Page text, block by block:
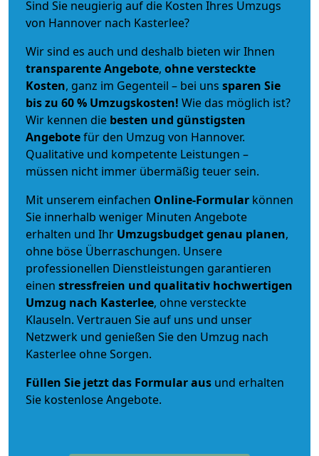
Sind Sie neugierig auf die Kosten Ihres Umzugs
von Hannover nach Kasterlee?
Wir sind es auch und deshalb bieten wir Ihnen
transparente Angebote, ohne versteckte
Kosten, ganz im Gegenteil – bei uns sparen Sie
bis zu 60 % Umzugskosten! Wie das möglich ist?
Wir kennen die besten und günstigsten
Angebotefür den Umzug von Hannover.
Qualitative und kompetente Leistungen –
müssen nicht immer übermäßig teuer sein.
Mit unserem einfachen Online-Formular können
Sie innerhalb weniger Minuten Angebote
erhalten und Ihr Umzugsbudgetgenau planen,
ohne böse Überraschungen. Unsere
professionellen Dienstleistungen garantieren
einen stressfreien und qualitativ hochwertigen
Umzug nach Kasterlee, ohne versteckte
Klauseln. Vertrauen Sie auf uns und unser
Netzwerk und genießen Sie den Umzug nach
Kasterlee ohne Sorgen.
Füllen Sie jetzt das Formular aus und erhalten
Sie kostenlose Angebote.